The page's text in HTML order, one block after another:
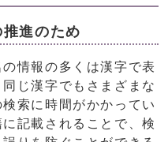
進のため
情報の多くは漢字で表
じ漢字でもさまざまな
索に時間がかかってい
記載されることで、検